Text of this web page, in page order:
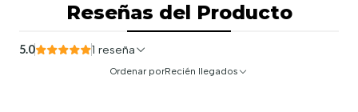
Reseñas del Producto
5.0 1 reseña
Ordenar porRecién llegados